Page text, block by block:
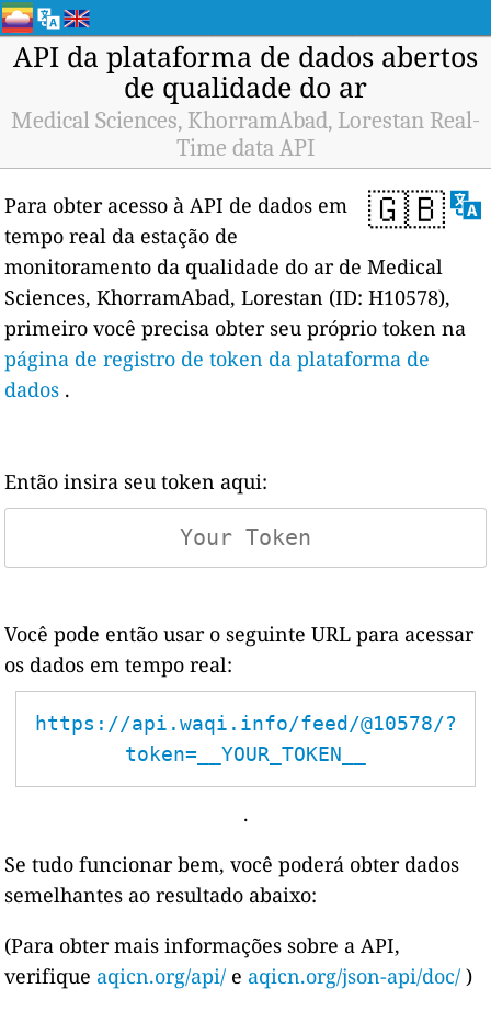
API da plataforma de dados abertos
de qualidade do ar
Medical Sciences, KhorramAbad, Lorestan Real-
Time data API
🇬🇧
Para obter acesso à API de dados em
tempo real da estação de
monitoramento da qualidade do ar de Medical
Sciences, KhorramAbad, Lorestan (ID: H10578),
primeiro você precisa obter seu próprio token na
página de registro de token da plataforma de
dados .
Então insira seu token aqui:
Você pode então usar o seguinte URL para acessar
os dados em tempo real:
https://api.waqi.info/feed/@10578/?
token=__YOUR_TOKEN__
.
Se tudo funcionar bem, você poderá obter dados
semelhantes ao resultado abaixo:
(Para obter mais informações sobre a API,
verifique aqicn.org/api/ e aqicn.org/json-api/doc/ )